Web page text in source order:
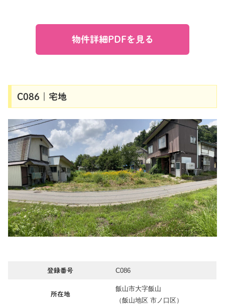
物件詳細PDFを見る
C086｜宅地
登録番号 C086
所在地
飯山市大字飯山
（飯山地区 市ノ口区）